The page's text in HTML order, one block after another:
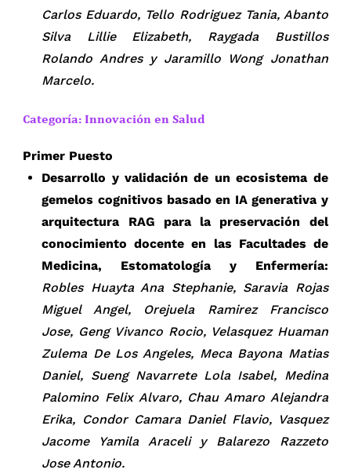
Carlos Eduardo, Tello Rodriguez Tania, Abanto
Silva Lillie Elizabeth, Raygada Bustillos
Rolando Andres y Jaramillo Wong Jonathan
Marcelo.
Categoría: Innovación en Salud
Primer Puesto
Desarrollo y validación de un ecosistema de
gemelos cognitivos basado en IA generativa y
arquitectura RAG para la preservación del
conocimiento docente en las Facultades de
Medicina, Estomatología y Enfermería:
Robles Huayta Ana Stephanie, Saravia Rojas
Miguel Angel, Orejuela Ramirez Francisco
Jose, Geng Vivanco Rocio, Velasquez Huaman
Zulema De Los Angeles, Meca Bayona Matias
Daniel, Sueng Navarrete Lola Isabel, Medina
Palomino Felix Alvaro, Chau Amaro Alejandra
Erika, Condor Camara Daniel Flavio, Vasquez
Jacome Yamila Araceli y Balarezo Razzeto
Jose Antonio.